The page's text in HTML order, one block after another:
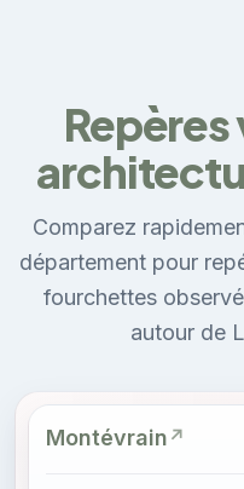
Comparez
département pour
fourchettes
autour de
Montévrain